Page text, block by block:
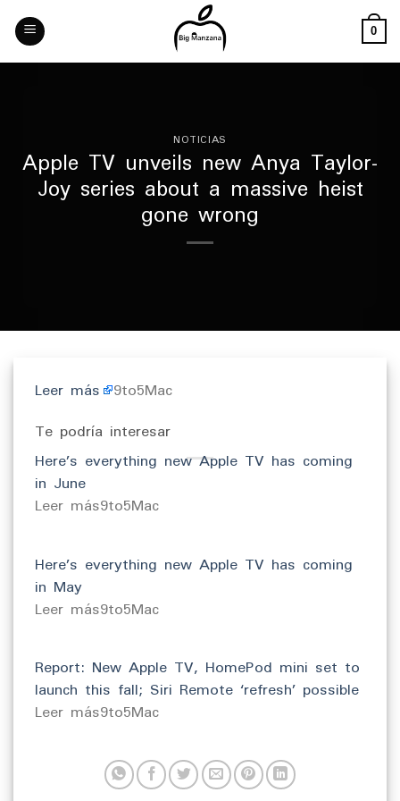
Skip
content
0
NOTICIAS
Apple TV unveils new Anya Taylor-
Joy series about a massive heist
gone wrong
Leer más 9to5Mac
Te podría interesar
Here’s everything new Apple TV has coming
in June
​Leer más9to5Mac
Here’s everything new Apple TV has coming
in May
​Leer más9to5Mac
Report: New Apple TV, HomePod mini set to
launch this fall; Siri Remote ‘refresh’ possible
​Leer más9to5Mac